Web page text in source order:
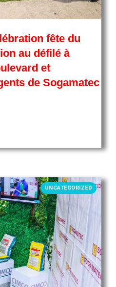
fête du
au défilé à
et
de Sogamatec
UNCATEGORIZED